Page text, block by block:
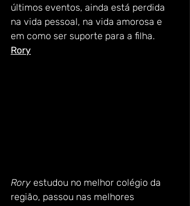
últimos eventos, ainda está perdida
na vida pessoal, na vida amorosa e
em como ser suporte para a filha.
Rory
Rory estudou no melhor colégio da
região, passou nas melhores